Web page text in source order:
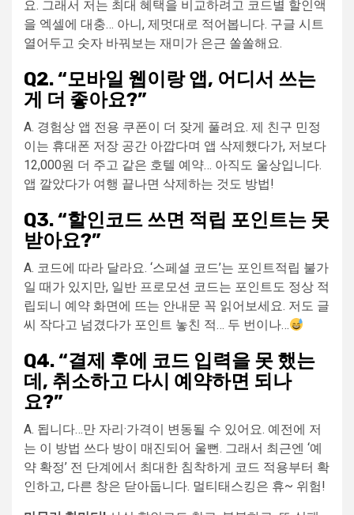
요. 그래서 저는 최대 혜택을 비교하려고 코드별 할인액
을 엑셀에 대충… 아니, 제멋대로 적어봅니다. 구글 시트
열어두고 숫자 바꿔보는 재미가 은근 쏠쏠해요.
Q2. “모바일 웹이랑 앱, 어디서 쓰는
게 더 좋아요?”
A. 경험상 앱 전용 쿠폰이 더 잦게 풀려요. 제 친구 민정
이는 휴대폰 저장 공간 아깝다며 앱 삭제했다가, 저보다
12,000원 더 주고 같은 호텔 예약… 아직도 울상입니다.
앱 깔았다가 여행 끝나면 삭제하는 것도 방법!
Q3. “할인코드 쓰면 적립 포인트는 못
받아요?”
A. 코드에 따라 달라요. ‘스페셜 코드’는 포인트적립 불가
일 때가 있지만, 일반 프로모션 코드는 포인트도 정상 적
립되니 예약 화면에 뜨는 안내문 꼭 읽어보세요. 저도 글
씨 작다고 넘겼다가 포인트 놓친 적… 두 번이나…
Q4. “결제 후에 코드 입력을 못 했는
데, 취소하고 다시 예약하면 되나
요?”
A. 됩니다…만 자리·가격이 변동될 수 있어요. 예전에 저
는 이 방법 쓰다 방이 매진되어 울뻔. 그래서 최근엔 ‘예
약 확정’ 전 단계에서 최대한 침착하게 코드 적용부터 확
인하고, 다른 창은 닫아둡니다. 멀티태스킹은 휴~ 위험!